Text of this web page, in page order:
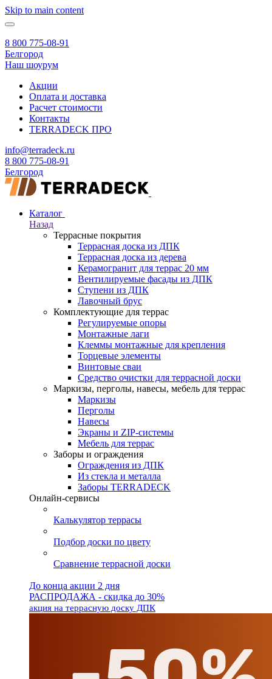
Skip to main content
8 800 775-08-91
Белгород
Наш шоурум
Акции
Оплата и доставка
Расчет стоимости
Контакты
TERRADECK ПРО
info@terradeck.ru
8 800 775-08-91
Белгород
Каталог
Назад
Террасные покрытия
Террасная доска из ДПК
Террасная доска из дерева
Керамогранит для террас 20 мм
Вентилируемые фасады из ДПК
Ступени из ДПК
Лавочный брус
Комплектующие для террас
Регулируемые опоры
Монтажные лаги
Клеммы монтажные для крепления
Торцевые элементы
Винтовые сваи
Средство очистки для террасной доски
Маркизы, перголы, навесы, мебель для террас
Маркизы
Перголы
Навесы
Экраны и ZIP-системы
Мебель для террас
Заборы и ограждения
Ограждения из ДПК
Из стекла и металла
Заборы TERRADECK
Онлайн-сервисы
Калькулятор террасы
Подбор доски по цвету
Сравнение террасной доски
До конца акции 2 дня
РАСПРОДАЖА - скидка до 30%
акция на террасную доску ДПК